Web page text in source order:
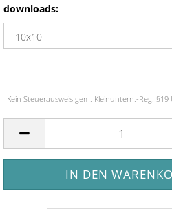
downloads:
Kein Steuerausweis gem. Kleinuntern.-Reg.